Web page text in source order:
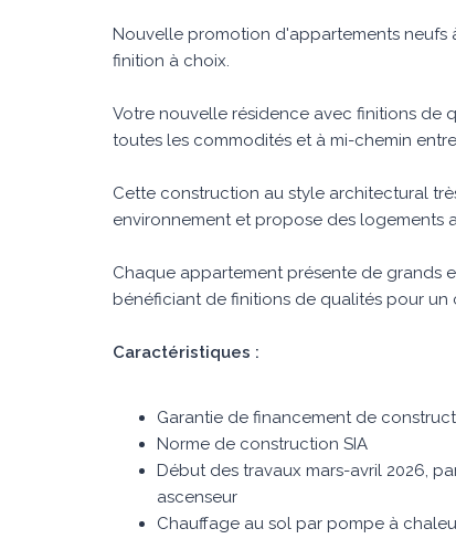
Nouvelle promotion d'appartements neufs
finition à choix.
Votre nouvelle résidence avec finitions de
toutes les commodités et à mi-chemin
Cette construction au style architectural
environnement et propose des logements
Chaque appartement présente de grands
bénéficiant de finitions de qualités pour
Caractéristiques :
Garantie de financement de
Norme de construction SIA
Début des travaux mars-avril 2026,
ascenseur
Chauffage au sol par pompe à